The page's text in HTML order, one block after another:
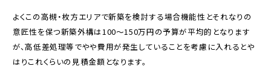
よくこの高槻・枚方エリアで新築を検討する場合機能性とそれなりの
意匠性を保つ新築外構は100～150万円の予算が平均的となります
が、高低差処理等でやや費用が発生していることを考慮に入れるとや
はりこれくらいの見積金額となります。